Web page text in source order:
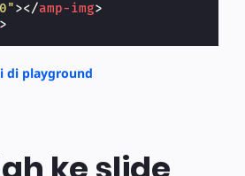
></amp-img>
>
di playground